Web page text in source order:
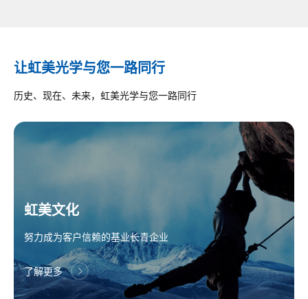
让虹美光学与您一路同行
历史、现在、未来，虹美光学与您一路同行
虹美文化
努力成为客户信赖的基业长青企业
了解更多